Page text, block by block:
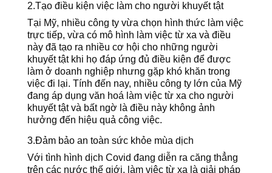
2.Tạo điều kiện việc làm cho người khuyết tật
Tại Mỹ, nhiều công ty vừa chọn hình thức làm việc
trực tiếp, vừa có mô hình làm việc từ xa và điều
này đã tạo ra nhiều cơ hội cho những người
khuyết tật khi họ đáp ứng đủ điều kiện để được
làm ở doanh nghiệp nhưng gặp khó khăn trong
việc đi lại. Tính đến nay, nhiều công ty lớn của Mỹ
đang áp dụng văn hoá làm việc từ xa cho người
khuyết tật và bất ngờ là điều này không ảnh
hưởng đến hiệu quả công việc.
3.Đảm bảo an toàn sức khỏe mùa dịch
Với tình hình dịch Covid đang diễn ra căng thẳng
trên các nước thế giới, làm việc từ xa là giải pháp